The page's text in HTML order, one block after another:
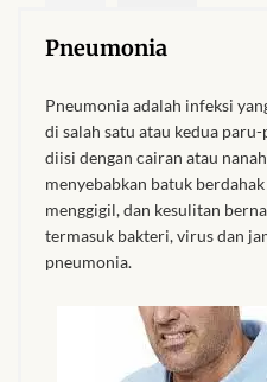
Pneumonia
Pneumonia adalah infeksi
di salah satu atau kedua
diisi dengan cairan atau
menyebabkan batuk
menggigil, dan kesulitan
termasuk bakteri, virus dan
pneumonia.